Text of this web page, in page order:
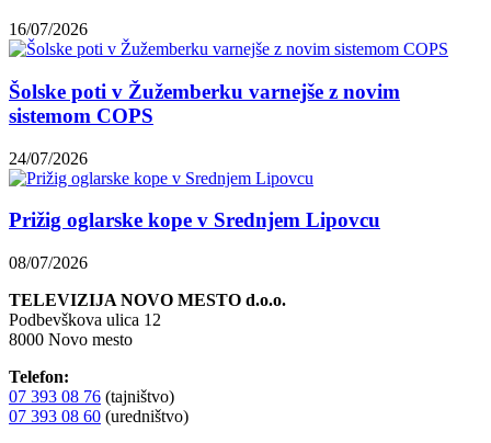
16/07/2026
Šolske poti v Žužemberku varnejše z novim
sistemom COPS
24/07/2026
Prižig oglarske kope v Srednjem Lipovcu
08/07/2026
TELEVIZIJA NOVO MESTO d.o.o.
Podbevškova ulica 12
8000 Novo mesto
Telefon:
07 393 08 76 (tajništvo)
07 393 08 60 (uredništvo)